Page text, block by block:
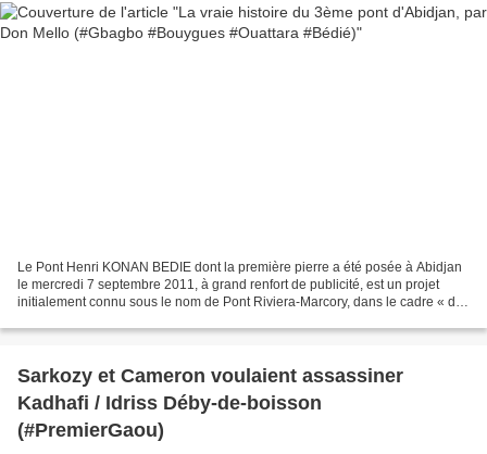
Le Pont Henri KONAN BEDIE dont la première pierre a été posée à Abidjan
le mercredi 7 septembre 2011, à grand renfort de publicité, est un projet
initialement connu sous le nom de Pont Riviera-Marcory, dans le cadre « des
Sarkozy et Cameron voulaient assassiner
Kadhafi / Idriss Déby-de-boisson
(#PremierGaou)